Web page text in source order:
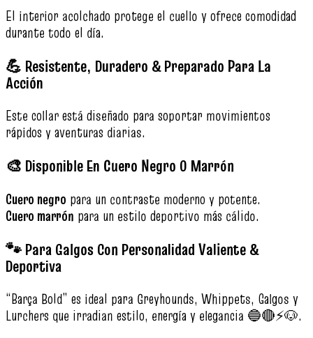
El interior acolchado protege el cuello y ofrece comodidad
durante todo el día.
💪 Resistente, Duradero & Preparado Para La
Acción
Este collar está diseñado para soportar movimientos
rápidos y aventuras diarias.
🎨 Disponible En Cuero Negro O Marrón
Cuero negro para un contraste moderno y potente.
Cuero marrón para un estilo deportivo más cálido.
🐾 Para Galgos Con Personalidad Valiente &
Deportiva
“Barça Bold” es ideal para Greyhounds, Whippets, Galgos y
Lurchers que irradian estilo, energía y elegancia 🔵🔴⚡🐶.